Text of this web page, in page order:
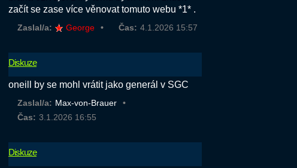
začít se zase více věnovat tomuto webu *1* .
Zaslal/a: George Čas: 4.1.2026 15:57
Diskuze
oneill by se mohl vrátit jako generál v SGC
Zaslal/a: Max-von-Brauer
Čas: 3.1.2026 16:55
Diskuze